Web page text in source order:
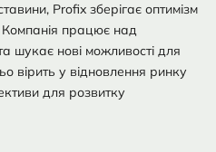
Profix зберігає оптимізм
працює над
шукає нові можливості для
вірить у відновлення ринку
для розвитку